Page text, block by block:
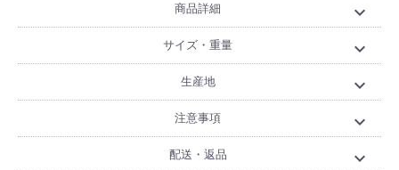
商品詳細 expand_more
サイズ・重量 expand_more
生産地 expand_more
注意事項 expand_more
配送・返品 expand_more